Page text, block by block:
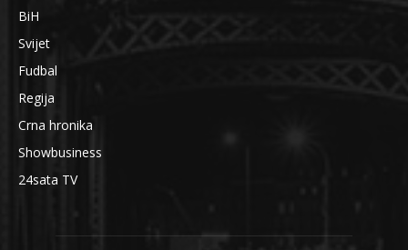
BiH
Svijet
Fudbal
Regija
Crna hronika
Showbusiness
24sata TV